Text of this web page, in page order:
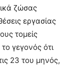
ζώσας
εργασίας
τομείς
γεγονός ότι
23 του μηνός,